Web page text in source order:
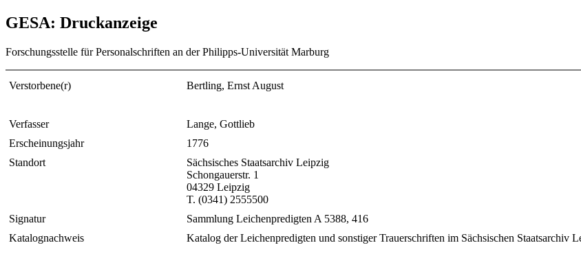
GESA: Druckanzeige
Forschungsstelle für Personalschriften an der Philipps-Universität Marburg
Verstorbene(r) Bertling, Ernst August
Verfasser
Lange, Gottlieb
Erscheinungsjahr
1776
Standort
Sächsisches Staatsarchiv Leipzig
Schongauerstr. 1
04329 Leipzig
T. (0341) 2555500
Signatur
Sammlung Leichenpredigten A 5388, 416
Katalognachweis
Katalog der Leichenpredigten und sonstiger Trauerschriften im Sächsischen